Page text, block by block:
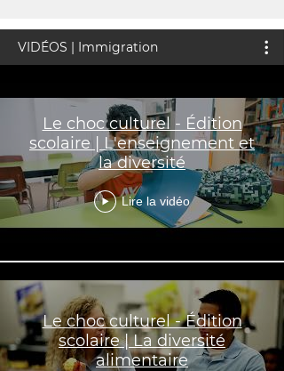
VIDÉOS | Immigration
Le choc culturel - Édition
scolaire | L'enseignement et
la diversité
Lire la vidéo
Le choc culturel - Édition
scolaire | La diversité
alimentaire